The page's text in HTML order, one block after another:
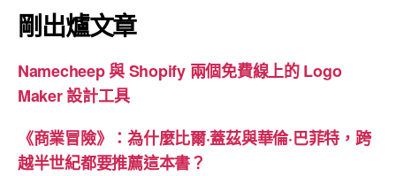
剛出爐文章
Namecheep 與 Shopify 兩個免費線上的 Logo
Maker 設計工具
《商業冒險》：為什麼比爾·蓋茲與華倫·巴菲特，跨
越半世紀都要推薦這本書？